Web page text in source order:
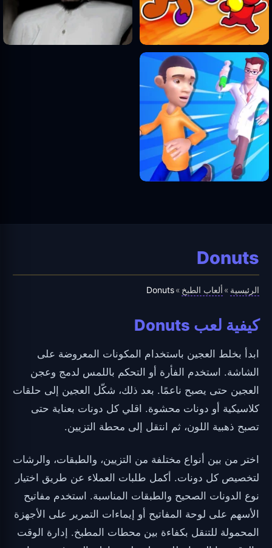
Donuts
الرئيسية » ألعاب الطبخ »
Donuts
كيفية لعب Donuts
ابدأ بخلط العجين باستخدام المكونات المعروضة على
الشاشة. استخدم الفأرة أو التحكم باللمس لدمج وعجن
العجين حتى يصبح ناعمًا. بعد ذلك، شكّل العجين إلى حلقات
كلاسيكية أو دونات محشوة. اقلي كل دونات بعناية حتى
تصبح ذهبية اللون، ثم انتقل إلى محطة التزيين.
اختر من بين أنواع مختلفة من التزيين، والطبقات، والرشات
لتخصيص كل دونات. أكمل طلبات العملاء عن طريق اختيار
نوع الدونات الصحيح والطبقات المناسبة. استخدم مفاتيح
الأسهم على لوحة المفاتيح أو إيماءات التمرير على الأجهزة
المحمولة للتنقل بكفاءة بين محطات المطبخ. إدارة الوقت